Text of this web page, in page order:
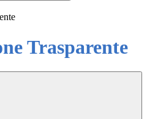
Trasparente